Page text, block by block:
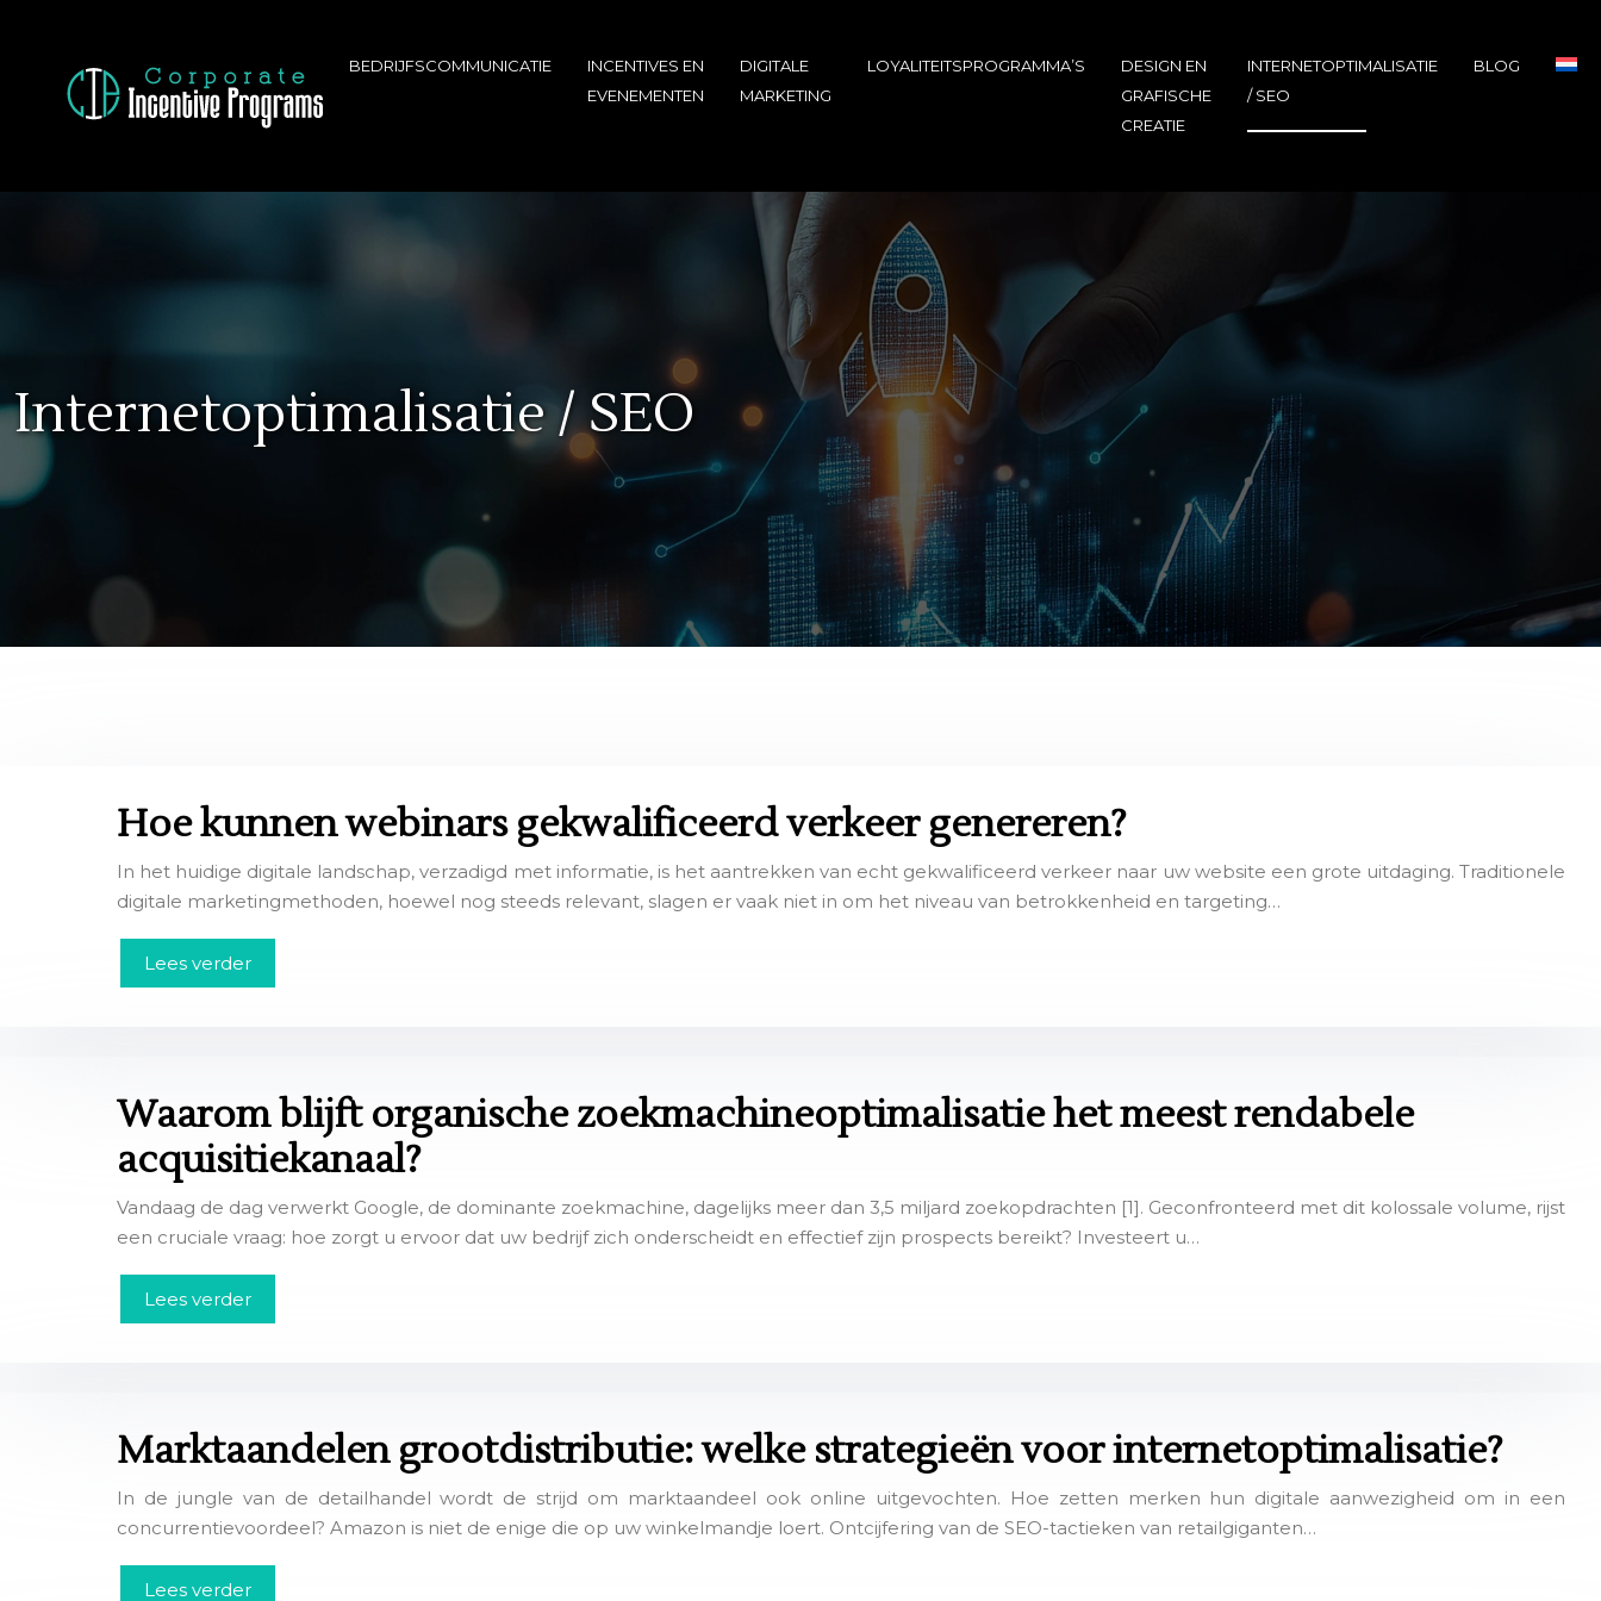
BEDRIJFSCOMMUNICATIE
INCENTIVES EN
EVENEMENTEN
DIGITALE
MARKETING
LOYALITEITSPROGRAMMA’S
DESIGN EN
GRAFISCHE
CREATIE
INTERNETOPTIMALISATIE
/ SEO
BLOG
Internetoptimalisatie / SEO
Hoe kunnen webinars gekwalificeerd verkeer genereren?
In het huidige digitale landschap, verzadigd met informatie, is het aantrekken van echt gekwalificeerd verkeer naar uw website een grote uitdaging. Traditionele
digitale marketingmethoden, hoewel nog steeds relevant, slagen er vaak niet in om het niveau van betrokkenheid en targeting…
Lees verder
Waarom blijft organische zoekmachineoptimalisatie het meest rendabele
acquisitiekanaal?
Vandaag de dag verwerkt Google, de dominante zoekmachine, dagelijks meer dan 3,5 miljard zoekopdrachten [1]. Geconfronteerd met dit kolossale volume, rijst
een cruciale vraag: hoe zorgt u ervoor dat uw bedrijf zich onderscheidt en effectief zijn prospects bereikt? Investeert u…
Lees verder
Marktaandelen grootdistributie: welke strategieën voor internetoptimalisatie?
In de jungle van de detailhandel wordt de strijd om marktaandeel ook online uitgevochten. Hoe zetten merken hun digitale aanwezigheid om in een
concurrentievoordeel? Amazon is niet de enige die op uw winkelmandje loert. Ontcijfering van de SEO-tactieken van retailgiganten…
Lees verder